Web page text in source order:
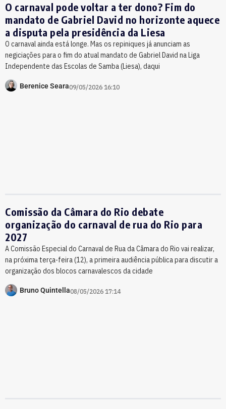
O carnaval pode voltar a ter dono? Fim do
mandato de Gabriel David no horizonte aquece
a disputa pela presidência da Liesa
O carnaval ainda está longe. Mas os repiniques já anunciam as
negiciações para o fim do atual mandato de Gabriel David na Liga
Independente das Escolas de Samba (Liesa), daqui
Berenice Seara09/05/2026 16:10
Comissão da Câmara do Rio debate
organização do carnaval de rua do Rio para
2027
A Comissão Especial do Carnaval de Rua da Câmara do Rio vai realizar,
na próxima terça-feira (12), a primeira audiência pública para discutir a
organização dos blocos carnavalescos da cidade
Bruno Quintella08/05/2026 17:14